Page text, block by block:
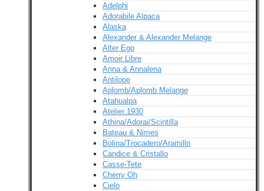
Adelphi
Adorabile Alpaca
Alaska
Alexander & Alexander Melange
Alter Ego
Amoir Libre
Anna & Annalena
Antilope
Aplomb/Aplomb Melange
Atahualpa
Atelier 1930
Athina/Adorai/Scintilla
Bateau & Nimes
Bolina/Trocadero/Aramillo
Candice & Cristallo
Casse-Tete
Cherry Oh
Cielo